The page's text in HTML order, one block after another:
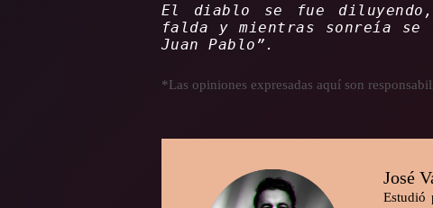
El diablo se fue
falda y mientras sonreía
Juan Pablo”.
*Las opiniones expresadas aquí son
José
Estudió